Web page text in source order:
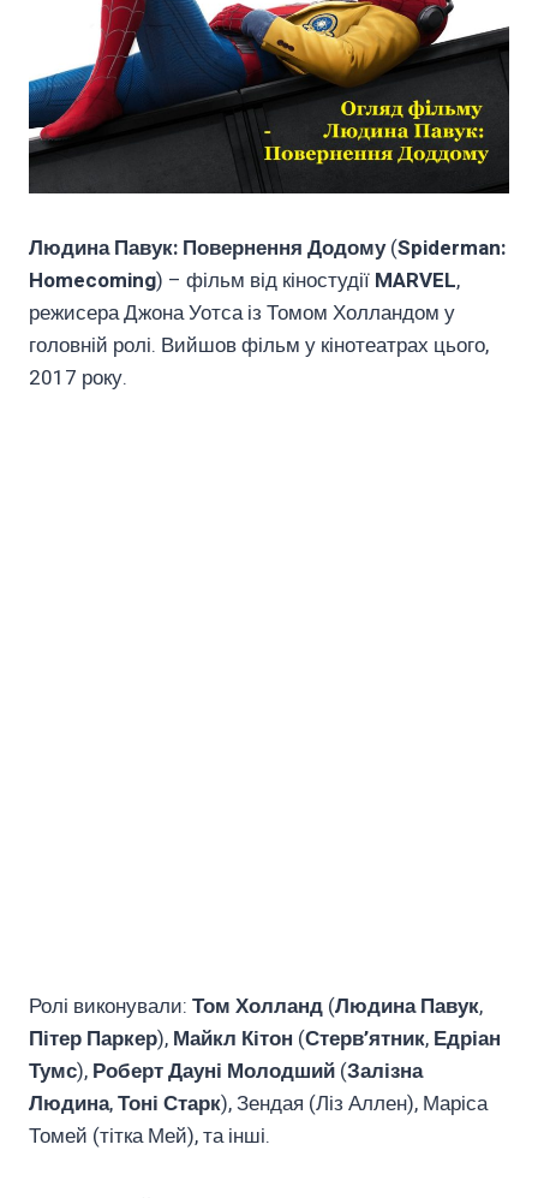
Людина Павук: Повернення Додому(Spiderman:
Homecoming) – фільм від кіностудії MARVEL,
режисера Джона Уотса із Томом Холландом у
головній ролі. Вийшов фільм у кінотеатрах цього,
2017 року.
Ролі виконували: Том Холланд (Людина Павук,
Пітер Паркер), Майкл Кітон (Стерв’ятник, Едріан
Тумс), Роберт Дауні Молодший (Залізна
Людина,Тоні Старк), Зендая (Ліз Аллен), Маріса
Томей (тітка Мей), та інші.